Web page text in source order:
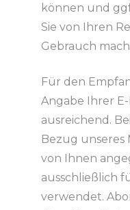
können und
Sie von Ihren
Gebrauch
Für den
Angabe Ihrer
ausreichend.
Bezug unseres
von Ihnen
ausschließlich
verwendet.